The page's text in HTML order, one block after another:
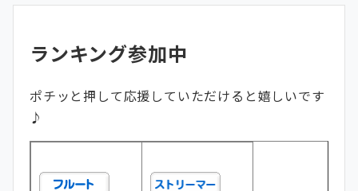
ランキング参加中
ポチッと押して応援していただけると嬉しいです
♪